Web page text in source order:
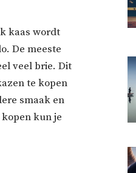
kaas wordt
De meeste
veel brie. Dit
te kopen
smaak en
kun je